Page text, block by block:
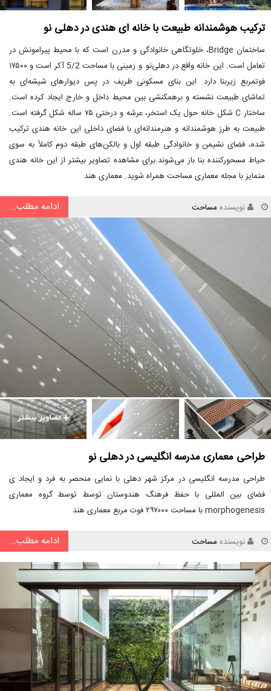
ترکیب هوشمندانه طبیعت با خانه ای هندی در دهلی نو
ساختمان Bridge، خلوتگاهی خانوادگی و مدرن است که با محیط پیرامونش در
تعامل است. این خانه واقع در دهلی‌نو و زمینی با مساحت 5/2 آکر است و ۱۷۵۰۰
فوتمربع زیربنا دارد. این بنای مسکونی ظریف در پس دیوارهای شیشه‌ای به
تماشای طبیعت نشسته و برهمکنشی بین محیط داخل و خارج ایجاد کرده است.
ساختار C شکل خانه حول یک استخر، عرشه و درختی ۷۵ ساله شکل گرفته است.
طبیعت به طرز هوشمندانه و هنرمندانه‌ای با فضای داخلی این خانه هندی ترکیب
شده، فضای نشیمن و خانوادگی طبقه اول و بالکن‌های طبقه دوم کاملاً به سوی
حیاط مسحورکننده بنا باز می‌شوند.برای مشاهده تصاویر بیشتر از این خانه هندی
متمایز با مجله معماری مساحت همراه شوید. معماری هند
نویسنده مساحت ادامه مطلب...
طراحی معماری مدرسه انگلیسی در دهلی نو
طراحی مدرسه انگلیسی در مرکز شهر دهلی با نمایی منحصر به فرد و ایجاد ی
فضای بین المللی با حفظ فرهنگ هندوستان توسط توسط گروه معماری
morphogenesis با مساحت ۲۹۷۰۰۰ فوت مربع معماری هند
نویسنده مساحت ادامه مطلب...